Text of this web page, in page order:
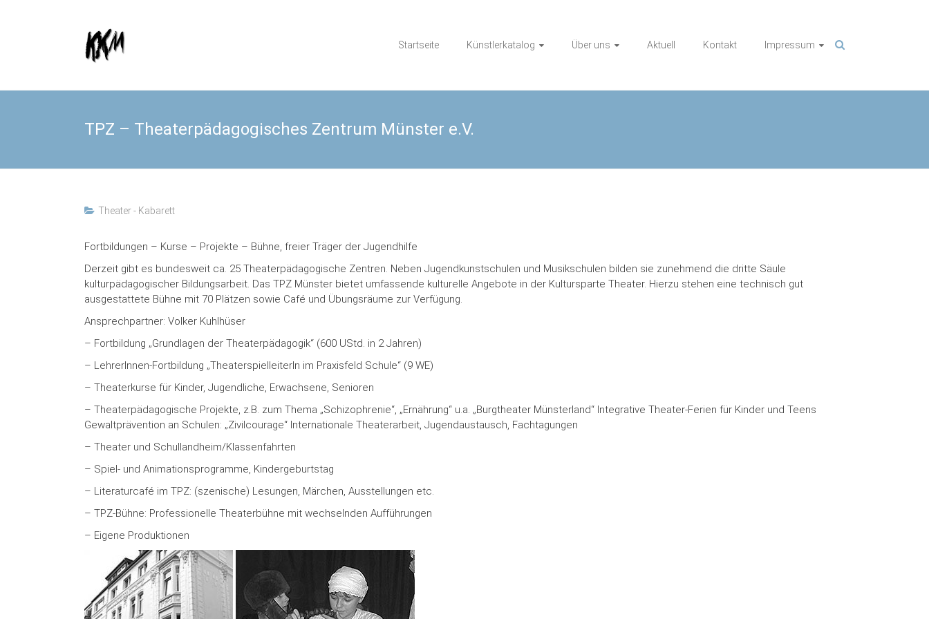
KKM
Kooperative
Münster e.
Startseite Künstlerkatalog Über uns Aktuell Kontakt Impressum
TPZ – Theaterpädagogisches Zentrum Münster e.V.
Theater - Kabarett
Fortbildungen – Kurse – Projekte – Bühne, freier Träger der Jugendhilfe
Derzeit gibt es bundesweit ca. 25 Theaterpädagogische Zentren. Neben Jugendkunstschulen und Musikschulen bilden sie zunehmend die dritte Säule
kulturpädagogischer Bildungsarbeit. Das TPZ Münster bietet umfassende kulturelle Angebote in der Kultursparte Theater. Hierzu stehen eine technisch gut
ausgestattete Bühne mit 70 Plätzen sowie Café und Übungsräume zur Verfügung.
Ansprechpartner: Volker Kuhlhüser
– Fortbildung „Grundlagen der Theaterpädagogik“ (600 UStd. in 2 Jahren)
– LehrerInnen-Fortbildung „TheaterspielleiterIn im Praxisfeld Schule“ (9 WE)
– Theaterkurse für Kinder, Jugendliche, Erwachsene, Senioren
– Theaterpädagogische Projekte, z.B. zum Thema „Schizophrenie“, „Ernährung“ u.a. „Burgtheater Münsterland“ Integrative Theater-Ferien für Kinder und Teens
Gewaltprävention an Schulen: „Zivilcourage“ Internationale Theaterarbeit, Jugendaustausch, Fachtagungen
– Theater und Schullandheim/Klassenfahrten
– Spiel- und Animationsprogramme, Kindergeburtstag
– Literaturcafé im TPZ: (szenische) Lesungen, Märchen, Ausstellungen etc.
– TPZ-Bühne: Professionelle Theaterbühne mit wechselnden Aufführungen
– Eigene Produktionen